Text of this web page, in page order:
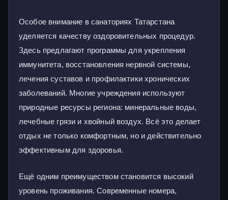
Особое внимание в санаториях Татарстана
уделяется качеству оздоровительных процедур.
Здесь предлагают программы для укрепления
иммунитета, восстановления нервной системы,
лечения суставов и профилактики хронических
заболеваний. Многие учреждения используют
природные ресурсы региона: минеральные воды,
лечебные грязи и хвойный воздух. Всё это делает
отдых не только комфортным, но и действительно
эффективным для здоровья.
Ещё одним преимуществом становится высокий
уровень проживания. Современные номера,